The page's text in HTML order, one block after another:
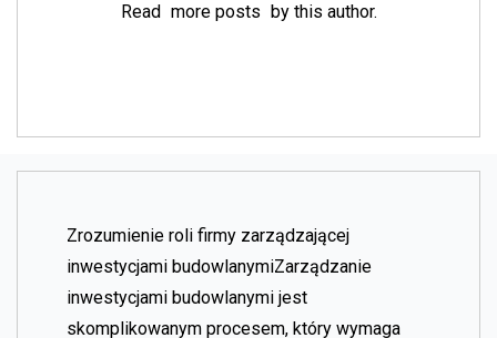
Read more posts by this author.
Zrozumienie roli firmy zarządzającej
inwestycjami budowlanymiZarządzanie
inwestycjami budowlanymi jest
skomplikowanym procesem, który wymaga